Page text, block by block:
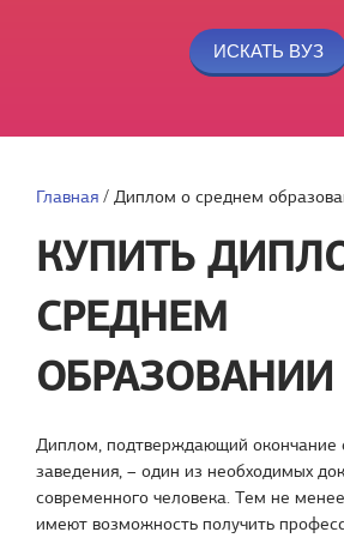
Главная / Диплом о среднем
КУПИТЬ
СРЕДНЕМ
ОБРАЗОВАНИИ
Диплом, подтверждающий окончание
заведения, – один из необходимых
современного человека. Тем не
имеют возможность получить